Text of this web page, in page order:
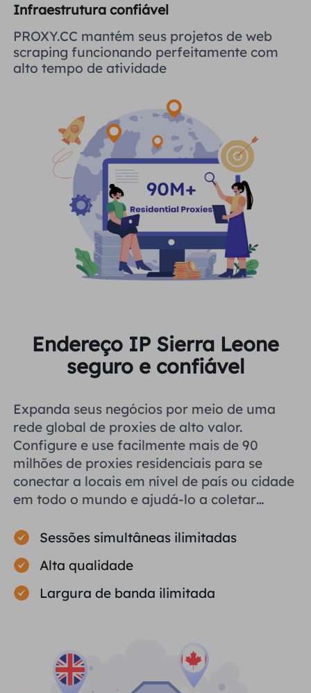
Infraestrutura confiável
PROXY.CC mantém seus projetos de web
scraping funcionando perfeitamente com
alto tempo de atividade
Endereço IP Sierra Leone
seguro e confiável
Expanda seus negócios por meio de uma
rede global de proxies de alto valor.
Configure e use facilmente mais de 90
milhões de proxies residenciais para se
conectar a locais em nível de país ou cidade
em todo o mundo e ajudá-lo a coletar
Sessões simultâneas ilimitadas
Alta qualidade
Largura de banda ilimitada